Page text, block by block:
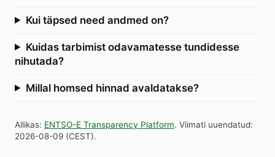
Kui täpsed need andmed on?
Kuidas tarbimist odavamatesse tundidesse
nihutada?
Millal homsed hinnad avaldatakse?
Allikas: ENTSO-E Transparency Platform. Viimati uuendatud:
2026-08-09 (CEST).